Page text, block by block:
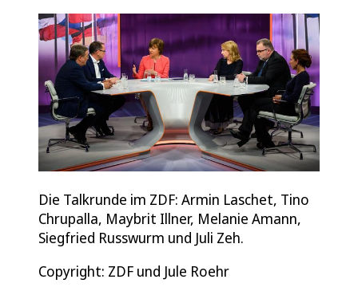
Die Talkrunde im ZDF: Armin Laschet, Tino
Chrupalla, Maybrit Illner, Melanie Amann,
Siegfried Russwurm und Juli Zeh.
Copyright: ZDF und Jule Roehr